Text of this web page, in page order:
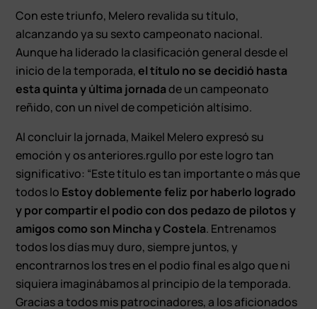
Con este triunfo, Melero revalida su título,
alcanzando ya su sexto campeonato nacional.
Aunque ha liderado la clasificación general desde el
inicio de la temporada,el título no se decidió hasta
esta quinta y última jornadade un campeonato
reñido, con un nivel de competición altísimo.
Al concluir la jornada, Maikel Melero expresó su
emoción y os anteriores.rgullo por este logro tan
significativo: “Este título es tan importante o más que
todos lo Estoy doblemente feliz por haberlo logrado
y por compartir el podio con dos pedazo de pilotos y
amigos como son Mincha y Costela. Entrenamos
todos los días muy duro, siempre juntos, y
encontrarnos los tres en el podio final es algo que ni
siquiera imaginábamos al principio de la temporada.
Gracias a todos mis patrocinadores, a los aficionados